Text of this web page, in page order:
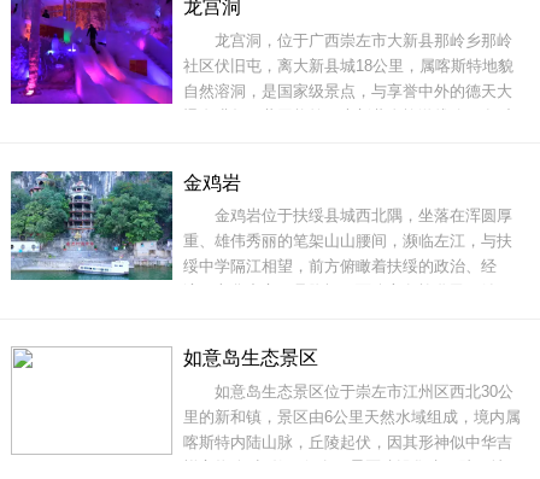
均为砖木结构，小青瓦屋面，后座后檐墙上雕有
灰塑带，饰有花鸟图案。故居建于晚清至民国时
期，至今已有
龙宫洞
龙宫洞，位于广西崇左市大新县那岭乡那岭
社区伏旧屯，离大新县城18公里，属喀斯特地貌
自然溶洞，是国家级景点，与享誉中外的德天大
瀑布毗邻，共同构筑了大新黄金旅游线路。有“中
珠幔帐、定海神针等。地址：崇左市大新县那岭
乡那岭社区伏旧屯门票：120元电话：0771-37
金鸡岩
金鸡岩位于扶绥县城西北隅，坐落在浑圆厚
重、雄伟秀丽的笔架山山腰间，濒临左江，与扶
绥中学隔江相望，前方俯瞰着扶绥的政治、经
旅游胜地。金鸡岩为明代遗址，在明代为新宁州
八景之一，至今已有400多年历史。主洞宽40米，
高4米
如意岛生态景区
如意岛生态景区位于崇左市江州区西北30公
里的新和镇，景区由6公里天然水域组成，境内属
喀斯特内陆山脉，丘陵起伏，因其形神似中华吉